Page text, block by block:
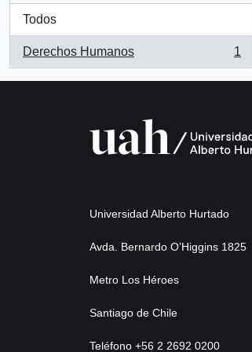
Todos
Derechos Humanos
, 1 resultados
1
Universidad Alberto Hurtado
Avda. Bernardo O’Higgins 1825
Metro Los Héroes
Santiago de Chile
Teléfono +56 2 2692 0200